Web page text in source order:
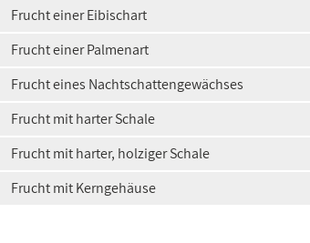
Frucht einer Eibischart
Frucht einer Palmenart
Frucht eines Nachtschattengewächses
Frucht mit harter Schale
Frucht mit harter, holziger Schale
Frucht mit Kerngehäuse